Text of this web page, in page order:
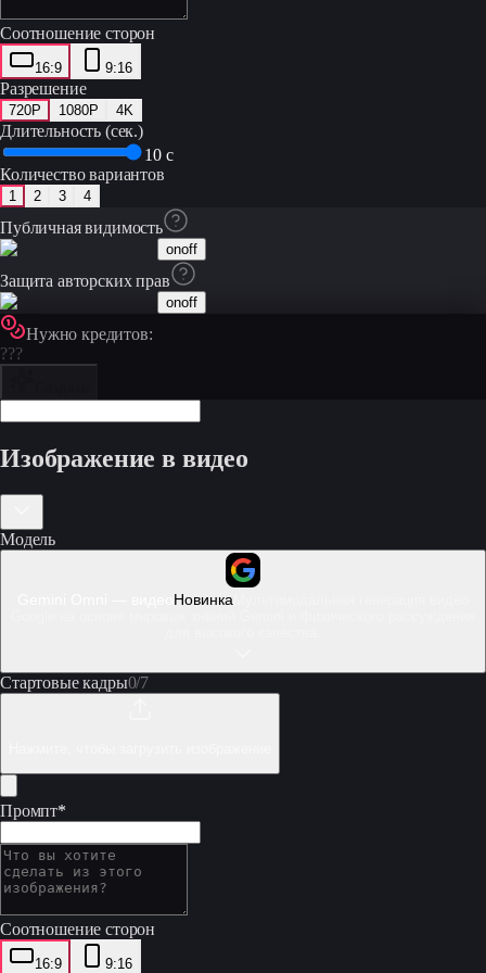
Соотношение сторон
16:9 9:16
Разрешение
720P 1080P 4K
Длительность (сек.)
10 с
Количество вариантов
1 2 3 4
Публичная видимость
onoff
Защита авторских прав
onoff
Нужно кредитов:
???
Изображение в видео
Модель
Новинка
Стартовые кадры0/7
Промпт*
Соотношение сторон
16:9 9:16